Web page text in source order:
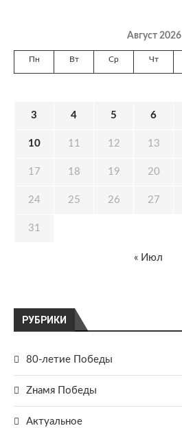
РУБРИКИ
80-летие Победы
Zнамя Победы
Актуальное
Август 2026
Пн Вт Ср Чт
3 4 5 6
10 11 12 13
17 18 19 20
24 25 26 27
31
« Июл